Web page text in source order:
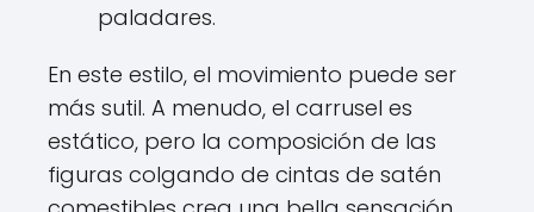
paladares.
En este estilo, el movimiento puede ser
más sutil. A menudo, el carrusel es
estático, pero la composición de las
figuras colgando de cintas de satén